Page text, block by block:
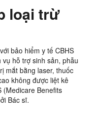
loại trừ
bảo hiểm y tế CBHS
hỗ trợ sinh sản, phẫu
mắt bằng laser, thuốc
không được liệt kê
(Medicare Benefits
Bác sĩ.